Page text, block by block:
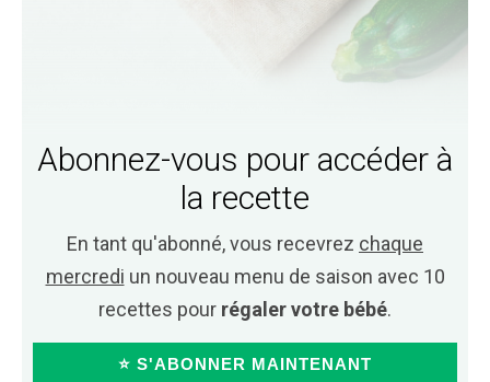
Abonnez-vous pour accéder à
la recette
En tant qu'abonné, vous recevrez chaque
mercredi un nouveau menu de saison avec 10
recettes pour régaler votre bébé.
⭐ S'ABONNER MAINTENANT